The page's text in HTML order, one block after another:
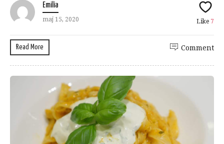
Emilia
maj 15, 2020 Like 7
Read More Comment